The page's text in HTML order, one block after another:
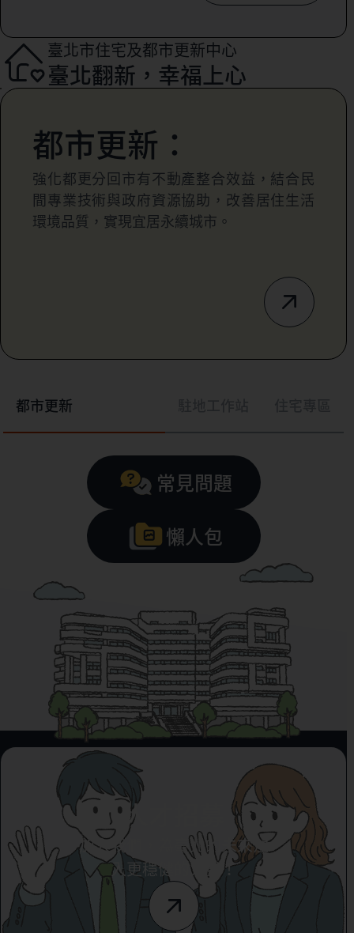
臺北市住宅及都市更新中心
臺北翻新，幸福上心
都市更新
都市更新：
強化都更分回市有不動產整合效益，結合民
間專業技術與政府資源協助，改善居住生活
環境品質，實現宜居永續城市。
常見問題
懶人包
人才招募
加入我們，為臺北的未來注
入更穩健的力量！